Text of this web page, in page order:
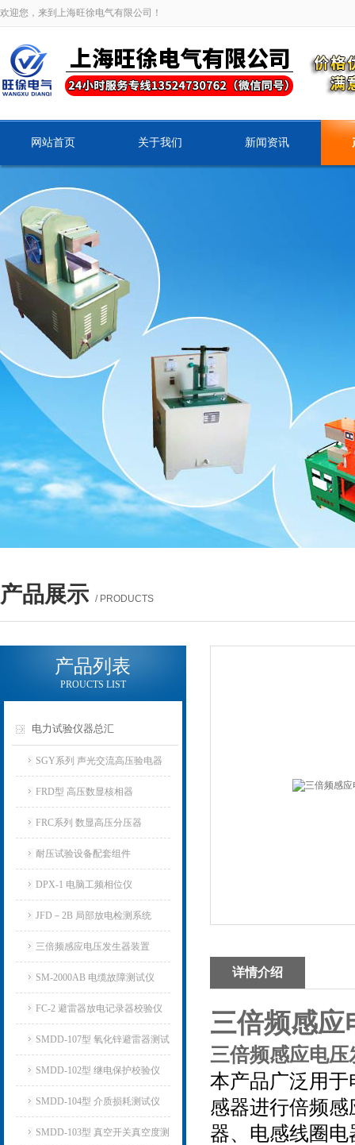
欢迎您，来到上海旺徐电气有限公司！
网站首页 关于我们 新闻资讯
产品展示 / PRODUCTS
产品列表
PROUCTS LIST
电力试验仪器总汇
SGY系列 声光交流高压验电器
FRD型 高压数显核相器
FRC系列 数显高压分压器
耐压试验设备配套组件
DPX-1 电脑工频相位仪
JFD－2B 局部放电检测系统
三倍频感应电压发生器装置
SM-2000AB 电缆故障测试仪
FC-2 避雷器放电记录器校验仪
SMDD-107型 氧化锌避雷器测试
仪
SMDD-102型 继电保护校验仪
SMDD-104型 介质损耗测试仪
SMDD-103型 真空开关真空度测
详情介绍
三倍频感应
三倍频感应电压
本产品广泛用
感器进行倍频
器、电感线圈